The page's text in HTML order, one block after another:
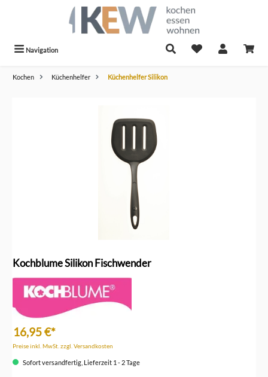
Navigation
Kochen Küchenhelfer Küchenhelfer Silikon
Kochblume Silikon Fischwender
16,95 €*
Preise inkl. MwSt. zzgl. Versandkosten
Sofort versandfertig, Lieferzeit 1 - 2 Tage